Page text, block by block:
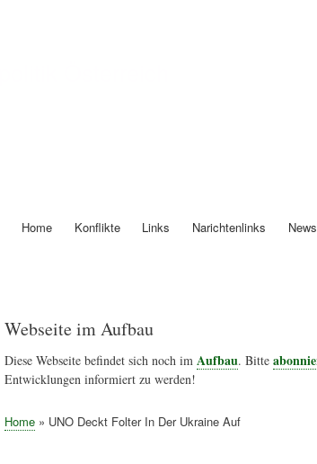
Home Konflikte Links Narichtenlinks News
Webseite im Aufbau
Diese Webseite befindet sich noch im Aufbau. Bitte
Entwicklungen informiert zu werden!
Home UNO Deckt Folter In Der Ukraine Auf